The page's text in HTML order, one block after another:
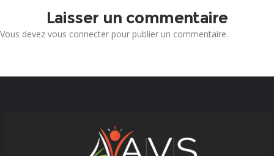
Laisser un commentaire
Vous devez vous connecter pour publier un commentaire.